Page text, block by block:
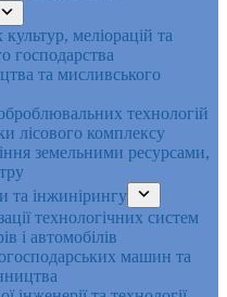
меліорацій та
господарства
та мисливського
технологій
лісового комплексу
земельними ресурсами,
та інжинірингу
технологічних систем
і автомобілів
машин та